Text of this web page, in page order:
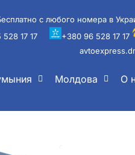
с любого номера в
17 17 +380 96 528 17 17
Молдова О